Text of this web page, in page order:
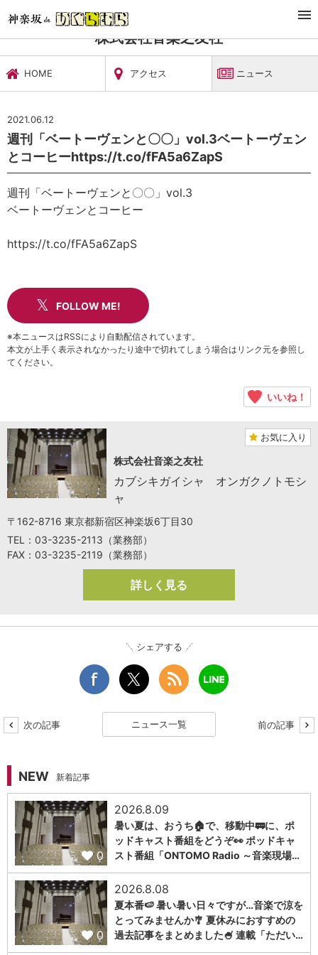
文化施設・ギャラリー
株式会社音楽之友社
HOME アクセス ニュース
2021.06.12
週刊「ベートーヴェンと〇〇」vol.3ベートーヴェン
とコーヒーhttps://t.co/fFA5a6ZapS
週刊「ベートーヴェンと〇〇」vol.3
ベートーヴェンとコーヒー
https://t.co/fFA5a6ZapS
FOLLOW ME!
※本ニュースはRSSにより自動配信されています。
本文が上手く表示されなかったり途中で切れてしまう場合はリンク元を参照し
てください。
いいね！
お気に入り
株式会社音楽之友社
カブシキガイシャ オンガクノトモシ
ャ
〒162-8716 東京都新宿区神楽坂6丁目30
TEL：03-3235-2113（業務部）
FAX：03-3235-2119（業務部）
詳しく見る
シェアする
次の記事 ニュース一覧 前の記事
NEW 新着記事
0
2026.8.09
暑い夏は、おうち🏠で、移動中🚃に、ポ
ッドキャスト番組をどうぞ👀 ポッドキャ
スト番組「ONTOMO Radio ～音楽現場…
0
2026.8.08
夏本番🍉 暑い暑い日々ですが…音楽で涼を
とってみませんか🎐 夏休みにおすすめの
過去記事をまとめました🍧 連載「ただい…